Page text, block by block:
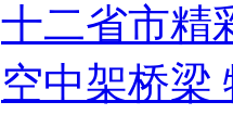
十二省市精
空中架桥梁